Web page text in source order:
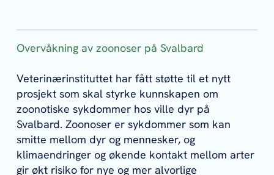
Overvåkning av zoonoser på Svalbard
Veterinærinstituttet har fått støtte til et nytt
prosjekt som skal styrke kunnskapen om
zoonotiske sykdommer hos ville dyr på
Svalbard. Zoonoser er sykdommer som kan
smitte mellom dyr og mennesker, og
klimaendringer og økende kontakt mellom arter
gir økt risiko for nye og mer alvorlige